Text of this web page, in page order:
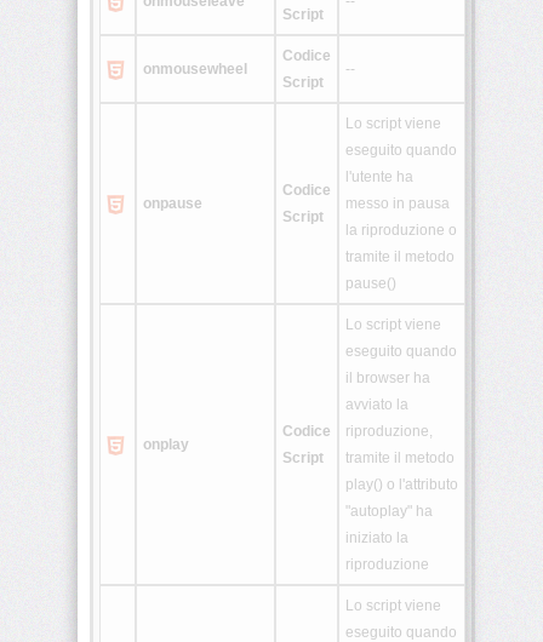
Script
onmousewheel
Codice
Script
--
onpause
Codice
Script
Lo script viene
eseguito quando
l'utente ha
messo in pausa
la riproduzione o
tramite il metodo
pause()
onplay
Codice
Script
Lo script viene
eseguito quando
il browser ha
avviato la
riproduzione,
tramite il metodo
play() o l'attributo
"autoplay" ha
iniziato la
riproduzione
Lo script viene
eseguito quando